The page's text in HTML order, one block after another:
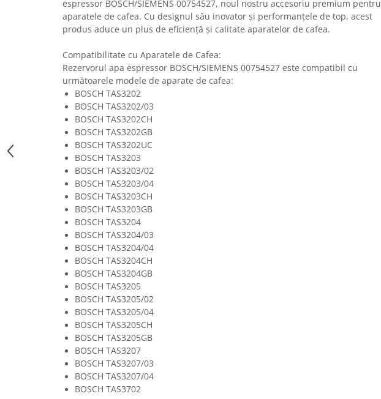
Utilaje si materiale de constructii
Laptop, Tablete & Telefoane
Laptopuri si Accesorii
Telefoane Mobile & accesorii
Wearable & Gadgeturi
Electrocasnice & Climatizare
Accesorii si piese masini spalat
rufe si uscatoare
Accesorii si piese masini spalat
Aparate Frigorifice
Aparate Racire Aer
Aragaze si cuptoare cu microunde
Climatizare & sisteme de incalzire
Electrocasnice pentru Bucatarie
Fiare de calcat si masini de cusut
Ingrijire Locuinta
Purificatoare de aer
Ceasuri barbatesti
Ceasuri dama
Cutii, curele si accesorii ceasuri
Genti si accesorii barbati
espressor BOSCH/SIEMENS 00754527, noul nostru accesoriu premium pentru
aparatele de cafea. Cu designul său inovator și performanțele de top, acest
produs aduce un plus de eficiență și calitate aparatelor de cafea.
Compatibilitate cu Aparatele de Cafea:
Rezervorul apa espressor BOSCH/SIEMENS 00754527 este compatibil cu
următoarele modele de aparate de cafea:
BOSCH TAS3202
BOSCH TAS3202/03
BOSCH TAS3202CH
BOSCH TAS3202GB
BOSCH TAS3202UC
BOSCH TAS3203
BOSCH TAS3203/02
BOSCH TAS3203/04
BOSCH TAS3203CH
BOSCH TAS3203GB
BOSCH TAS3204
BOSCH TAS3204/03
BOSCH TAS3204/04
BOSCH TAS3204CH
BOSCH TAS3204GB
BOSCH TAS3205
BOSCH TAS3205/02
BOSCH TAS3205/04
BOSCH TAS3205CH
BOSCH TAS3205GB
BOSCH TAS3207
BOSCH TAS3207/03
BOSCH TAS3207/04
BOSCH TAS3702